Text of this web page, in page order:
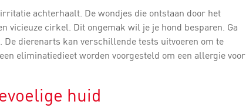
achterhaalt. De wondjes die ontstaan door het
vicieuze cirkel. Dit ongemak wil je je hond besparen. Ga
dierenarts kan verschillende tests uitvoeren om te
eliminatiedieet worden voorgesteld om een allergie voor
huid